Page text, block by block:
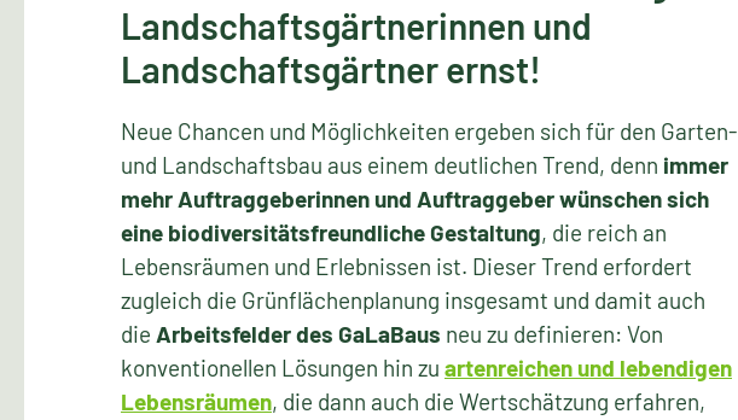
Landschaftsgärtnerinnen und
Landschaftsgärtner ernst!
Neue Chancen und Möglichkeiten ergeben sich für den Garten-
und Landschaftsbau aus einem deutlichen Trend, denn immer
mehr Auftraggeberinnen und Auftraggeber wünschen sich
eine biodiversitätsfreundliche Gestaltung, die reich an
Lebensräumen und Erlebnissen ist. Dieser Trend erfordert
zugleich die Grünflächenplanung insgesamt und damit auch
die Arbeitsfelder des GaLaBaus neu zu definieren: Von
konventionellen Lösungen hin zu artenreichen und lebendigen
Lebensräumen, die dann auch die Wertschätzung erfahren,